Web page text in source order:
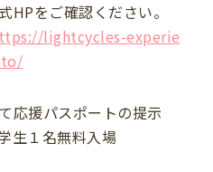
HPをご確認ください。
lightcycles-experie
応援パスポートの提示
生１名無料入場